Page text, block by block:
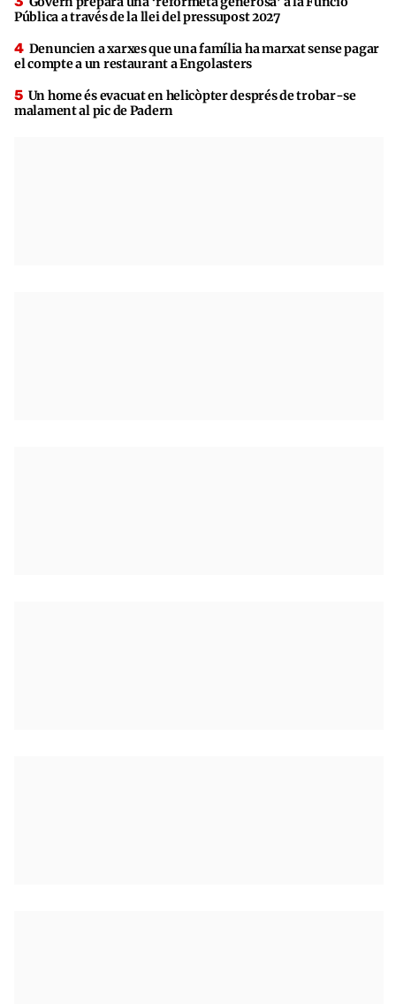
Pública a través de la llei del pressupost 2027
Denuncien a xarxes que una família ha marxat sense pagar
el compte a un restaurant a Engolasters
Un home és evacuat en helicòpter després de trobar-se
malament al pic de Padern